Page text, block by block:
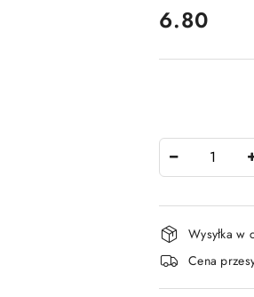
cena:
6.80
i
dostawa
Wysyłka w
Cena